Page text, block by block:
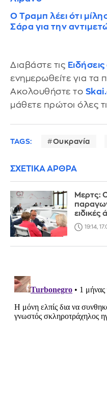
Ο Τραμπ λέει ότι
Σάρα για την
Διαβάστε τις
ενημερωθείτε για τα
Ακολουθήστε το
μάθετε πρώτοι όλες
TAGS: Ουκρανία
ΣΧΕΤΙΚΑ ΑΡΘΡΑ
Μερτς:
ειδικές
19:14,